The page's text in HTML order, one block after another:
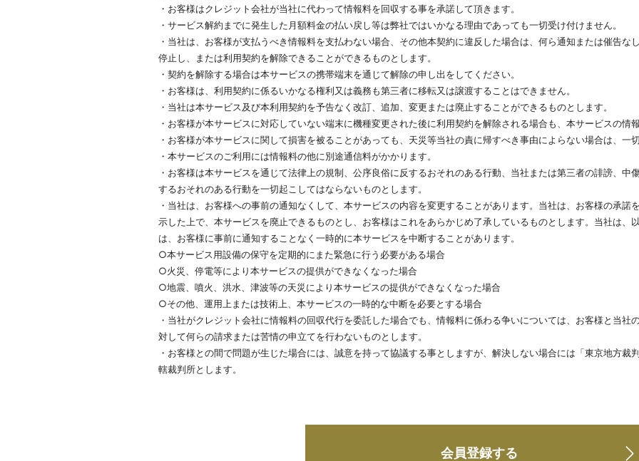
・お客様はクレジット会社が当社に代わって情報料を回収する事を承諾して頂きます。
・サービス解約までに発生した月額料金の払い戻し等は弊社ではいかなる理由であっても一切受け付けません。
・当社は、お客様が支払うべき情報料を支払わない場合、その他本契約に違反した場合は、何ら通知または催告な
停止し、または利用契約を解除できることができるものとします。
・契約を解除する場合は本サービスの携帯端末を通じて解除の申し出をしてください。
・お客様は、利用契約に係るいかなる権利又は義務も第三者に移転又は譲渡することはできません。
・当社は本サービス及び本利用契約を予告なく改訂、追加、変更または廃止することができるものとします。
・お客様が本サービスに対応していない端末に機種変更された後に利用契約を解除される場合も、本サービスの情
・お客様が本サービスに関して損害を被ることがあっても、天災等当社の責に帰すべき事由によらない場合は、一
・本サービスのご利用には情報料の他に別途通信料がかかります。
・お客様は本サービスを通じて法律上の規制、公序良俗に反するおそれのある行動、当社または第三者の誹謗、中
するおそれのある行動を一切起こしてはならないものとします。
・当社は、お客様への事前の通知なくして、本サービスの内容を変更することがあります。当社は、お客様の承諾
示した上で、本サービスを廃止できるものとし、お客様はこれをあらかじめ了承しているものとします。当社は、
は、お客様に事前に通知することなく一時的に本サービスを中断することがあります。
○本サービス用設備の保守を定期的にまた緊急に行う必要がある場合
○火災、停電等により本サービスの提供ができなくなった場合
○地震、噴火、洪水、津波等の天災により本サービスの提供ができなくなった場合
○その他、運用上または技術上、本サービスの一時的な中断を必要とする場合
・当社がクレジット会社に情報料の回収代行を委託した場合でも、情報料に係わる争いについては、お客様と当社
対して何らの請求または苦情の申立てを行わないものとします。
・お客様との間で問題が生じた場合には、誠意を持って協議する事としますが、解決しない場合には「東京地方裁
轄裁判所とします。
会員登録する